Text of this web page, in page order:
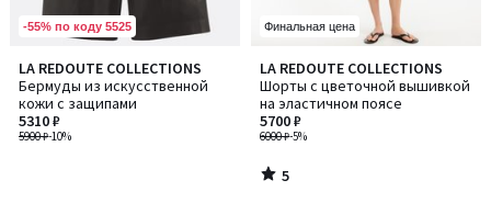
-55% по коду 5525
LA REDOUTE COLLECTIONS
Бермуды из искусственной
кожи с защипами
5900 ₽-10%
5310 ₽
Финальная цена
LA REDOUTE COLLECTIONS
Шорты с цветочной вышивкой
на эластичном поясе
6000 ₽-5%
5700 ₽
5
/
5
5
/